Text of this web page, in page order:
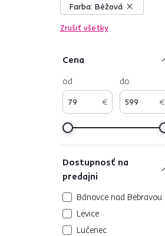
Farba: Béžová
Zrušiť všetky
Cena
€
od
€
do
Dostupnosť na
predajni
Bánovce nad Bebravou
Levice
Lučenec